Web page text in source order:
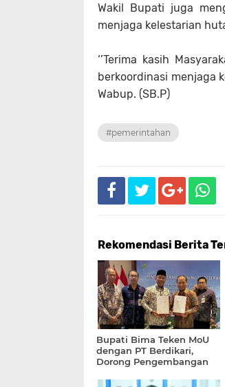
Wakil Bupati juga
menjaga kelestarian
‘’Terima kasih
berkoordinasi menjaga
Wabup. (SB.P)
#pemerintahan
Rekomendasi Berita
Bupati Bima Teken MoU
dengan PT Berdikari,
Dorong Pengembangan